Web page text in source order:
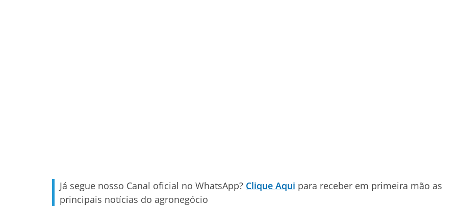
Já segue nosso Canal oficial no WhatsApp? Clique Aqui para receber em primeira mão as
principais notícias do agronegócio